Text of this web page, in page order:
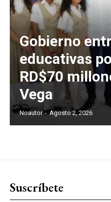
Gobierno
educativas
RD$70
Vega
Noautor - Agosto 2, 2026
Suscríbete